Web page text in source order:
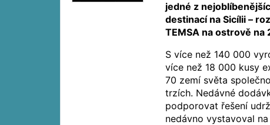
jedné z
destinací na Sicílii –
TEMSA na ostrově na
S více než 140 000
více než 18 000 kusy
70 zemí světa
trzích. Nedávné
podporovat řešení
nedávno vystavoval